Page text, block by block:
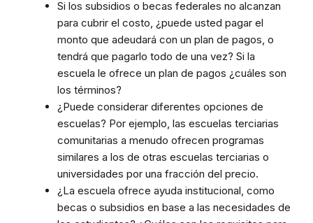
Si los subsidios o becas federales no alcanzan
para cubrir el costo, ¿puede usted pagar el
monto que adeudará con un plan de pagos, o
tendrá que pagarlo todo de una vez? Si la
escuela le ofrece un plan de pagos ¿cuáles son
los términos?
¿Puede considerar diferentes opciones de
escuelas? Por ejemplo, las escuelas terciarias
comunitarias a menudo ofrecen programas
similares a los de otras escuelas terciarias o
universidades por una fracción del precio.
¿La escuela ofrece ayuda institucional, como
becas o subsidios en base a las necesidades de